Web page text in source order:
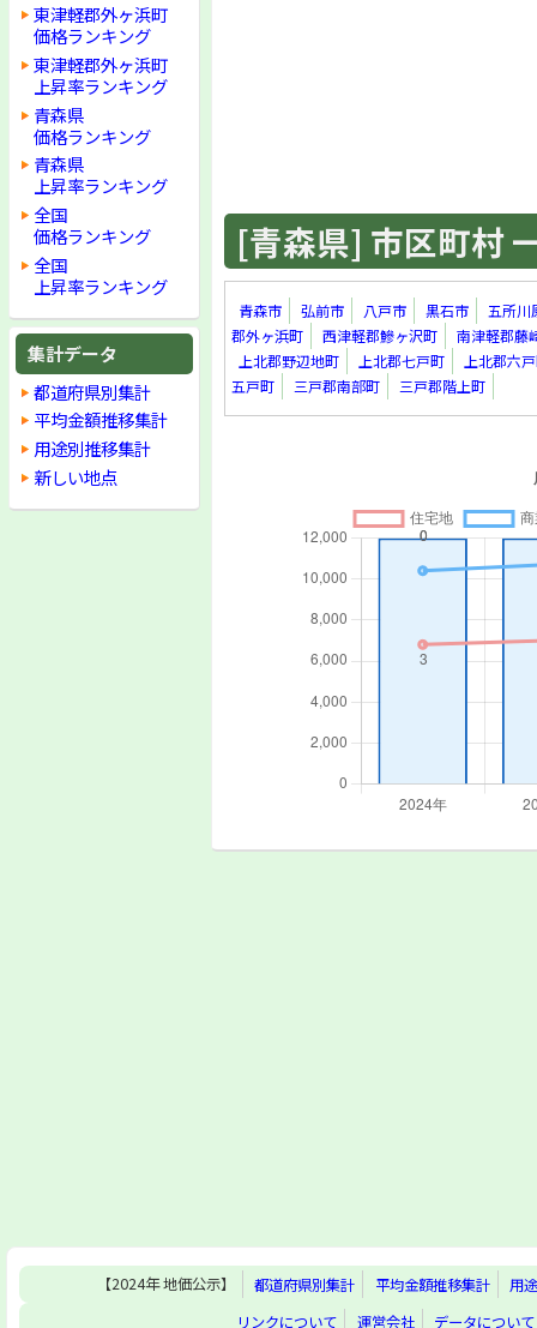
東津軽郡外ヶ浜町
価格ランキング
東津軽郡外ヶ浜町
上昇率ランキング
青森県
価格ランキング
青森県
上昇率ランキング
全国
価格ランキング
全国
上昇率ランキング
集計データ
都道府県別集計
平均金額推移集計
用途別推移集計
新しい地点
[青森県] 市区町村
青森市 弘前市 八戸市 黒石市
五所川
郡外ヶ浜町
西津軽郡鰺ヶ沢町
南津軽郡藤
上北郡野辺地町
上北郡七戸町
上北郡六
五戸町
三戸郡南部町 三戸郡階上町
【2024年 地価公示】 都道府県別集計 平均金額推移集計
用
リンクについて
運営会社 データについて